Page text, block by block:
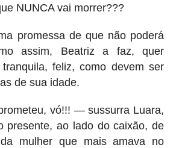
NUNCA vai morrer???
promessa de que não poderá
assim, Beatriz a faz, quer
feliz, como devem ser
de sua idade.
vó!!! — sussurra Luara,
presente, ao lado do caixão, de
mulher que mais amava no